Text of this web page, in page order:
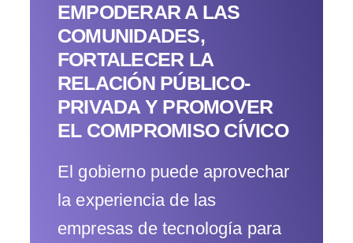
EMPODERAR A LAS
COMUNIDADES,
FORTALECER LA
RELACIÓN PÚBLICO-
PRIVADA Y PROMOVER
EL COMPROMISO CÍVICO
El gobierno puede aprovechar
la experiencia de las
empresas de tecnología para